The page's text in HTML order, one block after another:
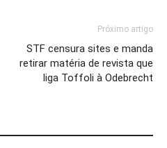
Próximo artigo
STF censura sites e manda
retirar matéria de revista que
liga Toffoli à Odebrecht